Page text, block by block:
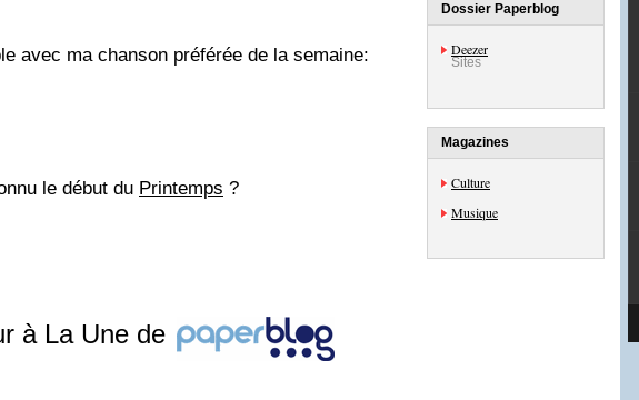
avec ma chanson préférée de la semaine:
le début du Printemps ?
à La Une de
Dossier Paperblog
Deezer
Sites
Magazines
Culture
Musique